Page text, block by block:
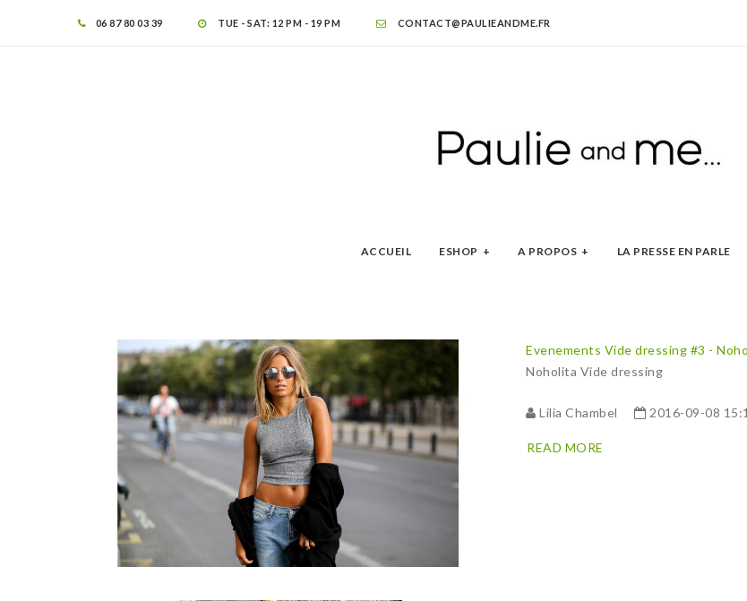
06 87 80 03 39 TUE - SAT: 12 PM - 19 PM CONTACT@PAULIEANDME.FR
ACCUEIL ESHOP A PROPOS LA PRESSE EN PARLE
Evenements Vide dressing #3 -
Noholita Vide dressing
Lilia Chambel 2016-09-08
READ MORE